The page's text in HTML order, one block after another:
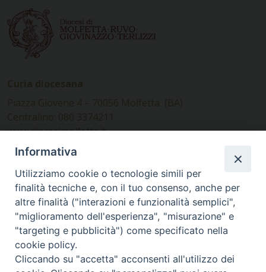
www.diocesimolfetta.it –
diocesimolfetta@pec.chiesacattolica.it
Ufficio Comunicazioni sociali
Piazza Giovene 4 – 70056 Molfetta (BA)
comunicazionisociali@diocesimolfetta.it
SEGUICI SU
Informativa
Utilizziamo cookie o tecnologie simili per
finalità tecniche e, con il tuo consenso, anche per
altre finalità ("interazioni e funzionalità semplici",
"miglioramento dell'esperienza", "misurazione" e
"targeting e pubblicità") come specificato nella
cookie policy.
Cliccando su "accetta" acconsenti all'utilizzo dei